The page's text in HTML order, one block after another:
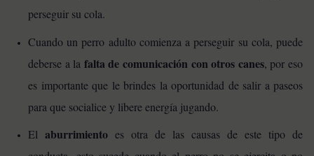
perseguir su cola.
Cuando un perro adulto comienza a perseguir su cola, puede
deberse a la falta de comunicación con otros canes, por eso
es importante que le brindes la oportunidad de salir a paseos
para que socialice y libere energía jugando.
El aburrimiento es otra de las causas de este tipo de